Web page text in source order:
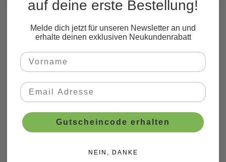
Beschreibung
Ähnliche Produkte
auf deine erste Bestellung!
Melde dich jetzt für unseren Newsletter an und
erhalte deinen exklusiven Neukundenrabatt
Gutscheincode erhalten
NEIN, DANKE